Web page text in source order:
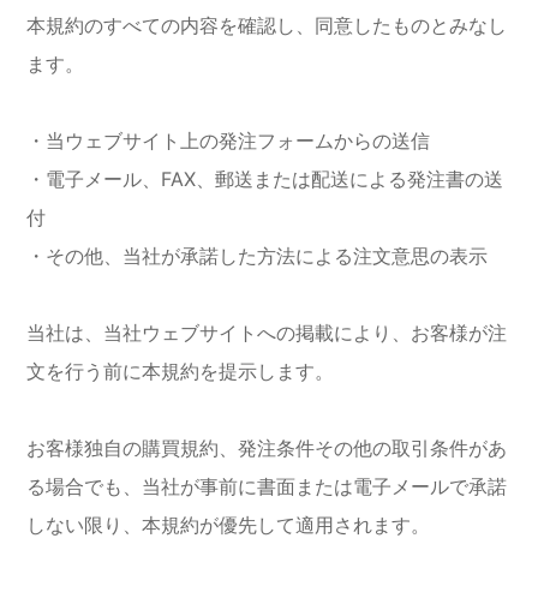
本規約のすべての内容を確認し、同意したものとみなし
ます。
・当ウェブサイト上の発注フォームからの送信
・電子メール、FAX、郵送または配送による発注書の送
付
・その他、当社が承諾した方法による注文意思の表示
当社は、当社ウェブサイトへの掲載により、お客様が注
文を行う前に本規約を提示します。
お客様独自の購買規約、発注条件その他の取引条件があ
る場合でも、当社が事前に書面または電子メールで承諾
しない限り、本規約が優先して適用されます。